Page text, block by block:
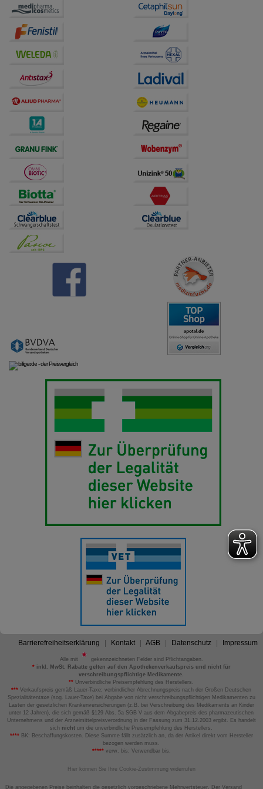
auf unserer Website aber auch die Werbung auf
Bitte beachten Sie, dass Daten hierfür teilweise an
übertragen werden.
Barrierefreiheitserklärung Kontakt AGB Datenschutz Impressum
Alle mit
gekennzeichneten Felder sind Pflichtangaben.
*inkl. MwSt. Rabatte gelten auf den Apothekenverkaufspreis und nicht für
verschreibungspflichtige Medikamente.
** Unverbindliche Preisempfehlung des Herstellers.
*** Verkaufspreis gemäß Lauer-Taxe; verbindlicher Abrechnungspreis nach der Großen Deutschen
Spezialitätentaxe (sog. Lauer-Taxe) bei Abgabe von nicht verschreibungspflichtigen Medikamenten zu
Lasten der gesetzlichen Krankenversicherungen (z.B. bei Verschreibung des Medikaments an Kinder
unter 12 Jahren), die sich gemäß §129 Abs. 5a SGB V aus dem Abgabepreis des pharmazeutischen
Unternehmens und der Arzneimittelpreisverordnung in der Fassung zum 31.12.2003 ergibt. Es handelt
sich nicht um die unverbindliche Preisempfehlung des Herstellers.
****BK: Beschaffungskosten. Diese Summe fällt zusätzlich an, da der Artikel direkt vom Hersteller
bezogen werden muss.
*****verw. bis: Verwendbar bis.
Hier können Sie Ihre Cookie-Zustimmung widerrufen
Die angegebenen Preise beinhalten die gesetzlich vorgeschriebene Mehrwertsteuer. Der Versand